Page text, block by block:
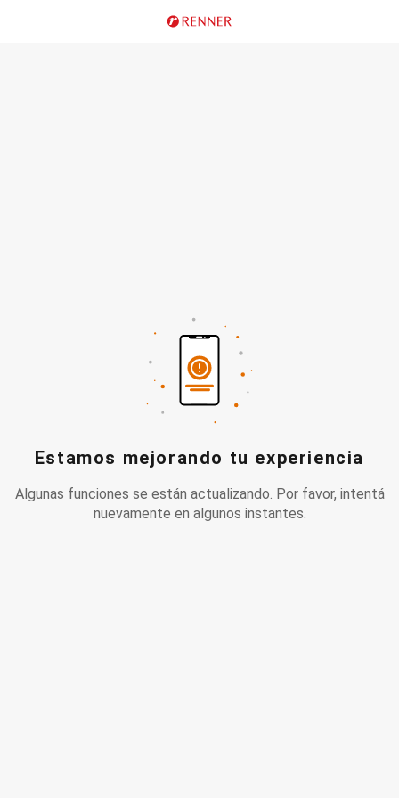
Estamos mejorando tu experiencia
Algunas funciones se están actualizando. Por favor, intentá
nuevamente en algunos instantes.